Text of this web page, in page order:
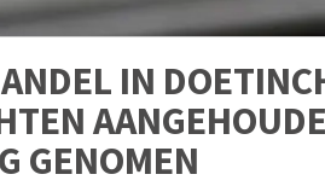
IN
GENOMEN